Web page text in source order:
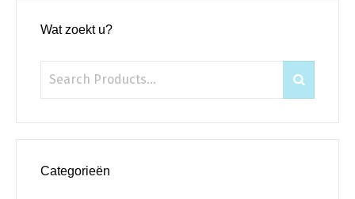
Wat zoekt u?
Categorieën